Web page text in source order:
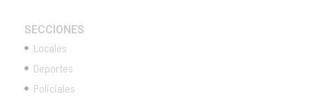
SECCIONES
Locales
Deportes
Policiales